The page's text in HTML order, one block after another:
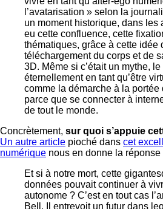
l’avatarisation » selon la
un moment historique, dans les
eu cette confluence, cette
thématiques, grâce à cette idée
téléchargement du corps et de
3D. Même si c’était un mythe,
éternellement en tant qu’être
comme la démarche à la portée
parce que se connecter à
de tout le monde.
Concrètement, sur quoi s’appuie
Un autre article pioché dans cet
numérique nous en donne la réponse
Et si à notre mort, cette
données pouvait continuer à
autonome ? C’est en tout cas
Bell. Il entrevoit un futur dans